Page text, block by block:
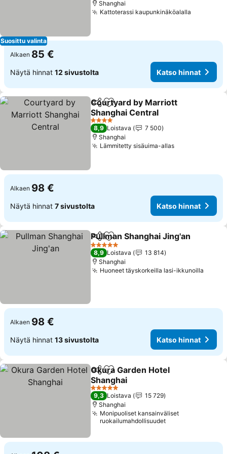
Suosittu valinta
Shanghai
Kattoterassi kaupunkinäköalalla
Alkaen 85 €
Näytä hinnat 12 sivustolta Katso hinnat
Jaa Lisää suosikkeihin
Courtyard by Marriott
Shanghai Central
Katso hinnat
4 Tähtiluokitus
8,9 Loistava
7 500
Shanghai
Lämmitetty sisäuima-allasKatso hinnat
Alkaen 98 €
Näytä hinnat 7 sivustolta Katso hinnat
Jaa Lisää suosikkeihin
Pullman Shanghai Jing'an
5 Tähtiluokitus
8,9 Loistava
13 814
Shanghai
Huoneet täyskorkeilla lasi-ikkunoilla
Alkaen 98 €
Näytä hinnat 13 sivustolta Katso hinnat
Jaa Lisää suosikkeihin
Okura Garden Hotel
Shanghai
Katso hinnat
5 Tähtiluokitus
9,3 Loistava
15 729
Shanghai
Monipuoliset kansainväliset
ruokailumahdollisuudet